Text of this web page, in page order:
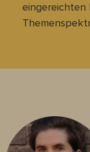
eingereichten